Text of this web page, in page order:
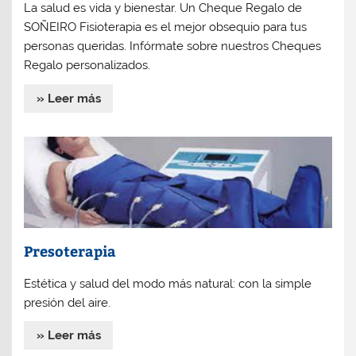
La salud es vida y bienestar. Un Cheque Regalo de
SOÑEIRO Fisioterapia es el mejor obsequio para tus
personas queridas. Infórmate sobre nuestros Cheques
Regalo personalizados.
» Leer más
Presoterapia
Estética y salud del modo más natural: con la simple
presión del aire.
» Leer más